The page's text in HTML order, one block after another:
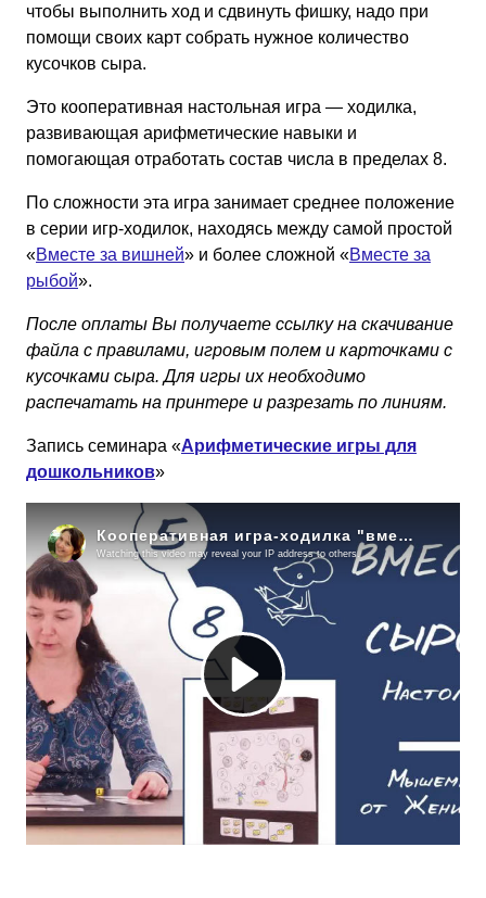
чтобы выполнить ход и сдвинуть фишку, надо при
помощи своих карт собрать нужное количество
кусочков сыра.
Это кооперативная настольная игра — ходилка,
развивающая арифметические навыки и
помогающая отработать состав числа в пределах 8.
По сложности эта игра занимает среднее положение
в серии игр-ходилок, находясь между самой простой
«Вместе за вишней» и более сложной «Вместе за
рыбой».
После оплаты Вы получаете ссылку на скачивание
файла с правилами, игровым полем и карточками с
кусочками сыра. Для игры их необходимо
распечатать на принтере и разрезать по линиям.
Запись семинара «Арифметические игры для
дошкольников»